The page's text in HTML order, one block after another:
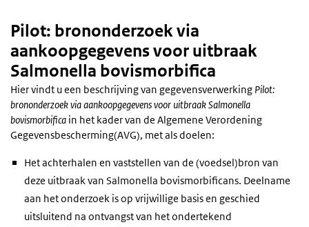
Pilot: brononderzoek via
aankoopgegevens voor uitbraak
Salmonella bovismorbifica
Hier vindt u een beschrijving van gegevensverwerking Pilot:
brononderzoek via aankoopgegevens voor uitbraak Salmonella
bovismorbifica in het kader van de Algemene Verordening
Gegevensbescherming(AVG), met als doelen:
Het achterhalen en vaststellen van de (voedsel)bron van
deze uitbraak van Salmonella bovismorbificans. Deelname
aan het onderzoek is op vrijwillige basis en geschied
uitsluitend na ontvangst van het ondertekend